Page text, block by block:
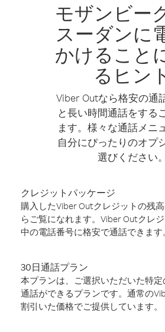
モザンビー
スーダンに
かけること
るヒン
Viber Outなら格安の通
と長い時間通話をする
ます。様々な通話メニ
自分にぴったりのオプ
選びください。
クレジットパッケージ
購入したViber Outクレジットの残
らご覧になれます。Viber Outクレ
中の電話番号に格安で通話できます
30日通話プラン
本プランは、ご選択いただいた特
通話ができるプランです。通常の
割引いた価格でご提供しています。